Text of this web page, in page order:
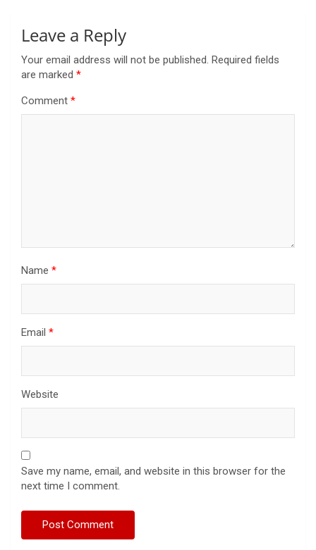
Leave a Reply
Your email address will not be published. Required fields
are marked *
Comment *
Name *
Email *
Website
Save my name, email, and website in this browser for the
next time I comment.